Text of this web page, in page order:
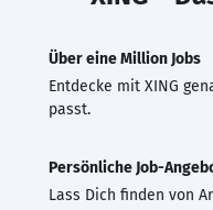
Über eine Million Jobs
Entdecke mit XING
passt.
Persönliche Job-
Lass Dich finden von